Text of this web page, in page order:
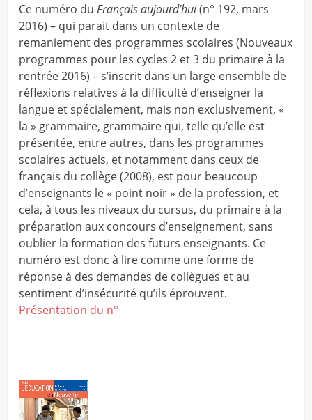
Ce numéro du Français aujourd’hui(n° 192, mars
2016) – qui parait dans un contexte de
remaniement des programmes scolaires (Nouveaux
programmes pour les cycles 2 et 3 du primaire à la
rentrée 2016) – s’inscrit dans un large ensemble de
réflexions relatives à la difficulté d’enseigner la
langue et spécialement, mais non exclusivement, «
la » grammaire, grammaire qui, telle qu’elle est
présentée, entre autres, dans les programmes
scolaires actuels, et notamment dans ceux de
français du collège (2008), est pour beaucoup
d’enseignants le « point noir » de la profession, et
cela, à tous les niveaux du cursus, du primaire à la
préparation aux concours d’enseignement, sans
oublier la formation des futurs enseignants. Ce
numéro est donc à lire comme une forme de
réponse à des demandes de collègues et au
sentiment d’insécurité qu’ils éprouvent.
Présentation du n°